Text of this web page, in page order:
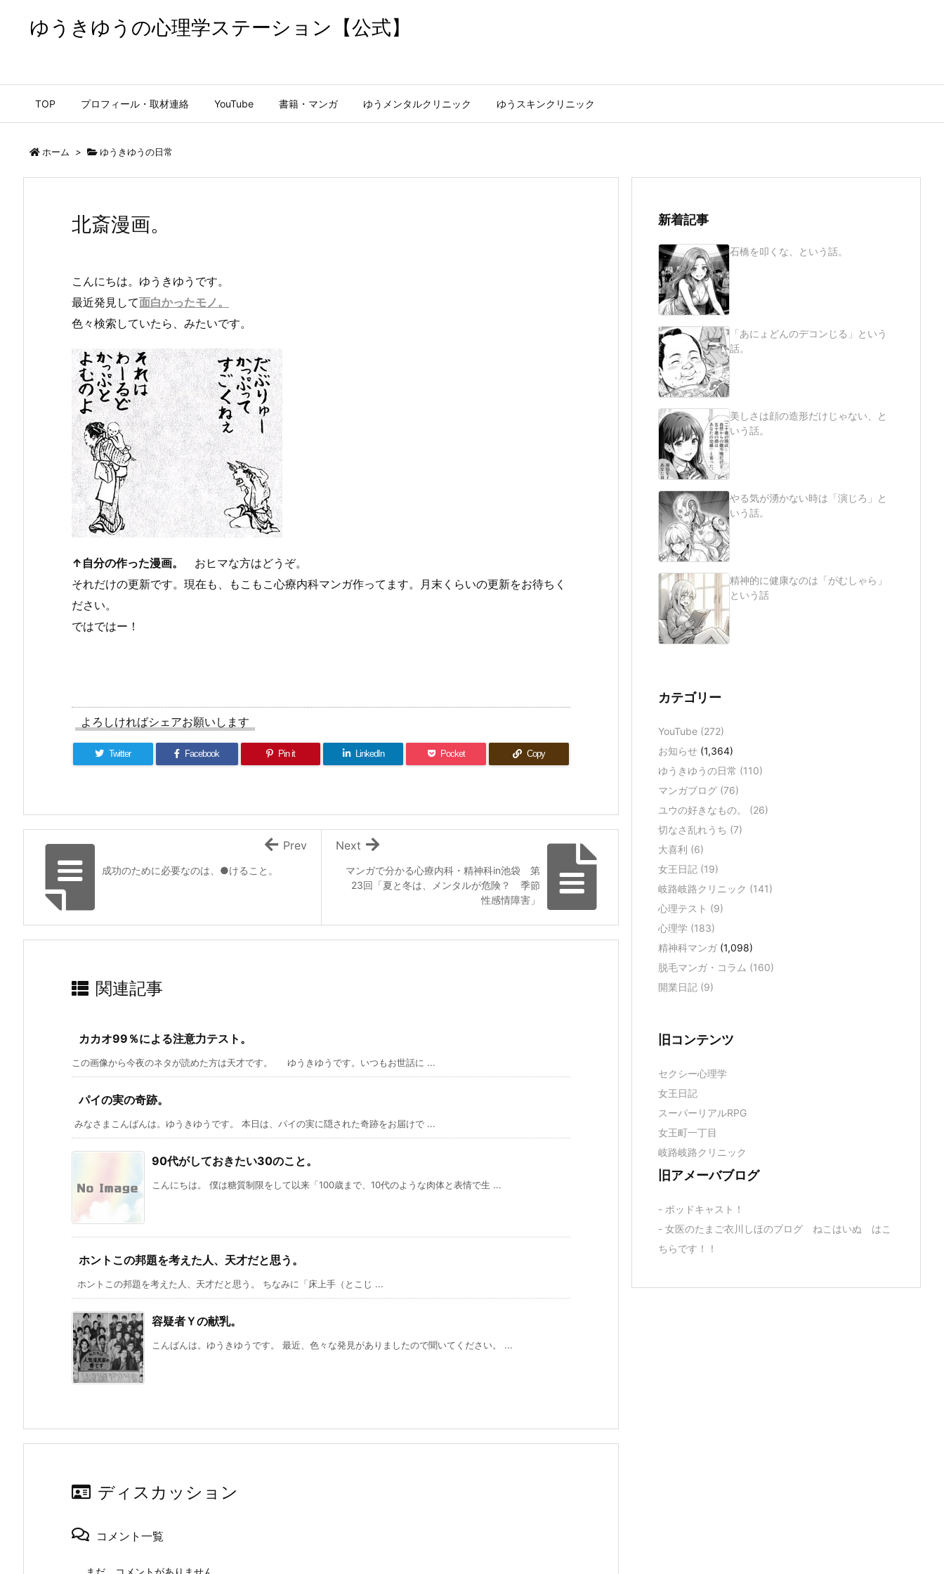
ゆうきゆうの心理学ステーション【公式】
TOP プロフィール・取材連絡 YouTube 書籍・マンガ ゆうメンタルクリニック ゆうスキンクリニック
ホーム > ゆうきゆうの日常
北斎漫画。
こんにちは。ゆうきゆうです。
最近発見して面白かったモノ。
色々検索していたら、 みたいです。
↑自分の作った漫画。
おヒマな方はどうぞ。
それだけの更新です。現在も、もこもこ心療内科マンガ作ってます。月末くらいの更新をお待ちく
ださい。
ではではー！
よろしければシェアお願いします
Twitter Facebook Pin it LinkedIn Pocket Copy
マンガで分かる心療内科・精神科in池袋 第
23回「夏と冬は、メンタルが危険？ 季節
性感情障害」
Next
成功のために必要なのは、●けること。
Prev
関連記事
カカオ99％による注意力テスト。
この画像から今夜のネタが読めた方は天才です。 ゆうきゆうです。いつもお世話に ...
パイの実の奇跡。
みなさまこんばんは。ゆうきゆうです。 本日は、パイの実に隠された奇跡をお届けで ...
90代がしておきたい30のこと。
こんにちは。 僕は糖質制限をして以来「100歳まで、10代のような肉体と表情で生 ...
ホントこの邦題を考えた人、天才だと思う。
ホントこの邦題を考えた人、天才だと思う。 ちなみに「床上手（とこじ ...
容疑者Ｙの献乳。
こんばんは。ゆうきゆうです。 最近、色々な発見がありましたので聞いてください。 ...
ディスカッション
コメント一覧
まだ、コメントがありません
新着記事
石橋を叩くな、という話。
「あにょどんのデコンじる」という
話。
美しさは顔の造形だけじゃない、と
いう話。
やる気が湧かない時は「演じろ」と
いう話。
精神的に健康なのは「がむしゃら」
という話
カテゴリー
YouTube (272)
お知らせ (1,364)
ゆうきゆうの日常 (110)
マンガブログ (76)
ユウの好きなもの。 (26)
切なさ乱れうち (7)
大喜利 (6)
女王日記 (19)
岐路岐路クリニック (141)
心理テスト (9)
心理学 (183)
精神科マンガ (1,098)
脱毛マンガ・コラム (160)
開業日記 (9)
旧コンテンツ
セクシー心理学
女王日記
スーパーリアルRPG
女王町一丁目
岐路岐路クリニック
旧アメーバブログ
- ポッドキャスト！
- 女医のたまご衣川しほのブログ ねこはいぬ はこ
ちらです！！